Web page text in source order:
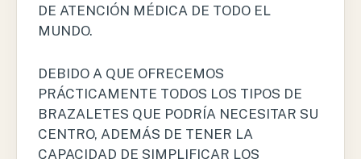
DE ATENCIÓN MÉDICA DE TODO EL
MUNDO.
DEBIDO A QUE OFRECEMOS
PRÁCTICAMENTE TODOS LOS TIPOS DE
BRAZALETES QUE PODRÍA NECESITAR SU
CENTRO, ADEMÁS DE TENER LA
CAPACIDAD DE SIMPLIFICAR LOS